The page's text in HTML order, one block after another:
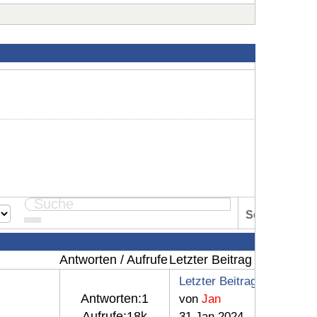
Seite:
Antworten / AufrufeLetzter Beitrag
Antworten:1
Letzter Beitrag
von Jan